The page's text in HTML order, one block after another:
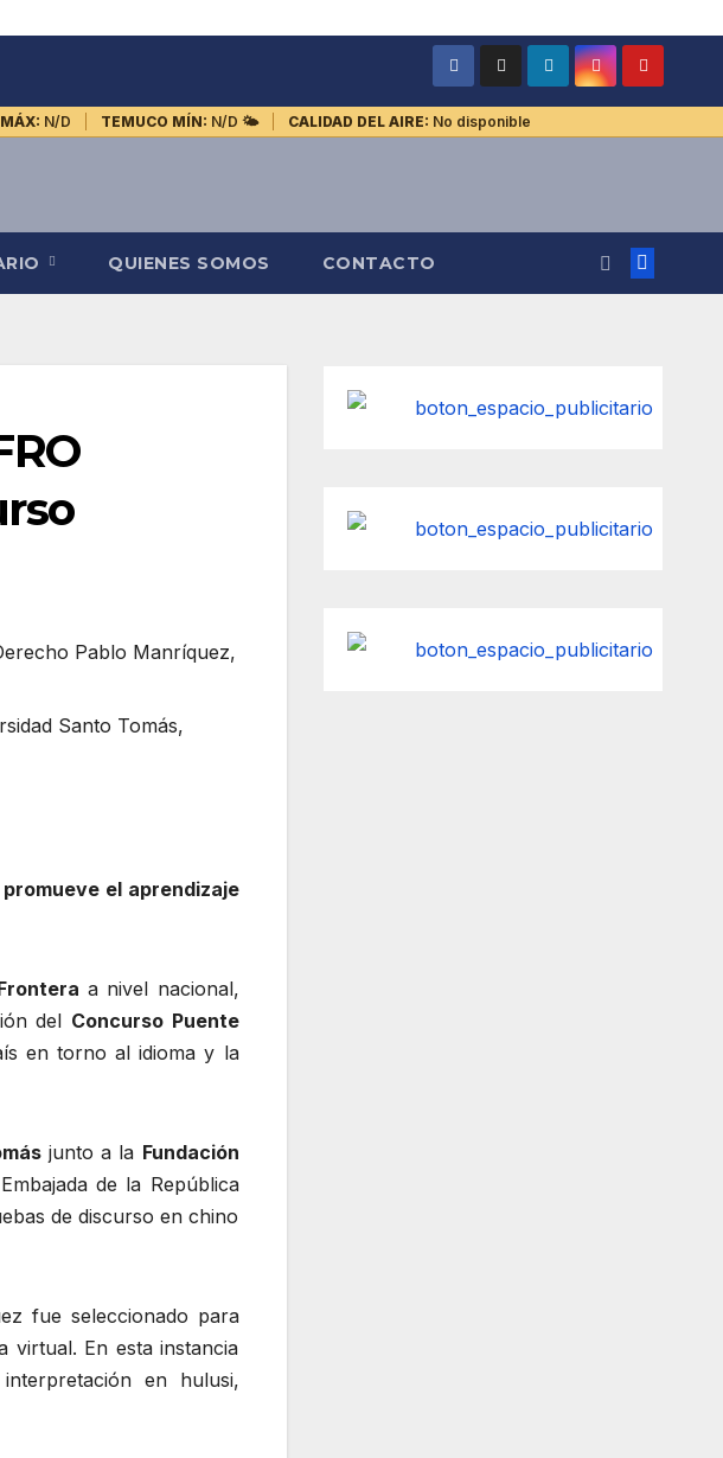
N/D TEMUCO MÍN: N/D 🌤️ CALIDAD DEL AIRE: No disponible
QUIENES SOMOS CONTACTO
Pablo Manríquez,
Santo Tomás,
el aprendizaje
a nivel nacional,
del Concurso Puente
en torno al idioma y la
junto a la Fundación
de la República
de discurso en chino
fue seleccionado para
virtual. En esta instancia
en hulusi,